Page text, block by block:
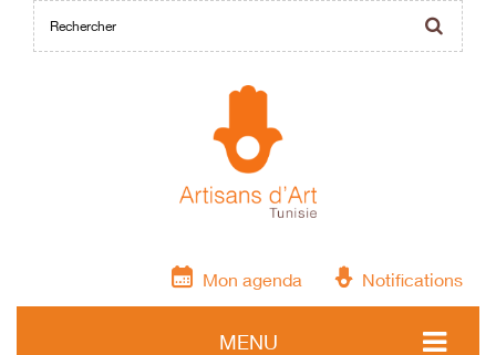
Mon agenda Notifications
MENU